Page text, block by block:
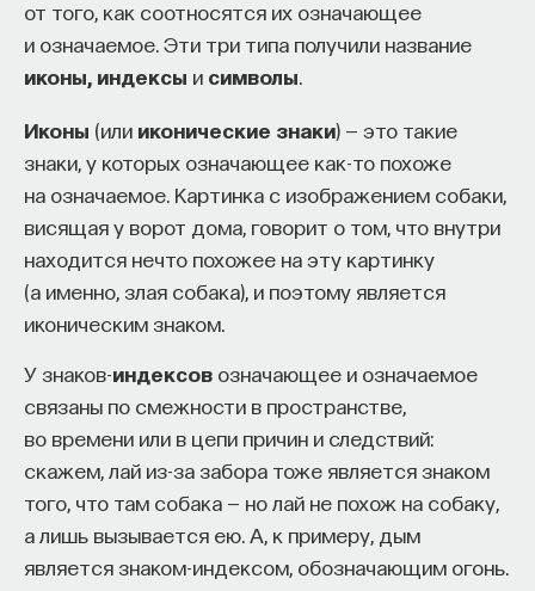
от того, как соотносятся их означающее
и означаемое. Эти три типа получили название
иконы, индексы и символы
Иконы (или иконические знаки) — это такие
знаки, у которых означающее как-то похоже
на означаемое. Картинка с изображением собаки,
висящая у ворот дома, говорит о том, что внутри
находится нечто похожее на эту картинку
(а именно, злая собака), и поэтому является
иконическим знаком.
У знаков-индексов означающее и означаемое
связаны по смежности в пространстве,
во времени или в цепи причин и следствий:
скажем, лай из-за забора тоже является знаком
того, что там собака — но лай не похож на собаку,
а лишь вызывается ею. А, к примеру, дым
является знаком-индексом, обозначающим огонь.